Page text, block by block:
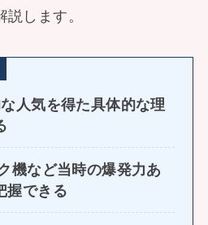
します。
人気を得た具体的な理
機など当時の爆発力あ
握できる